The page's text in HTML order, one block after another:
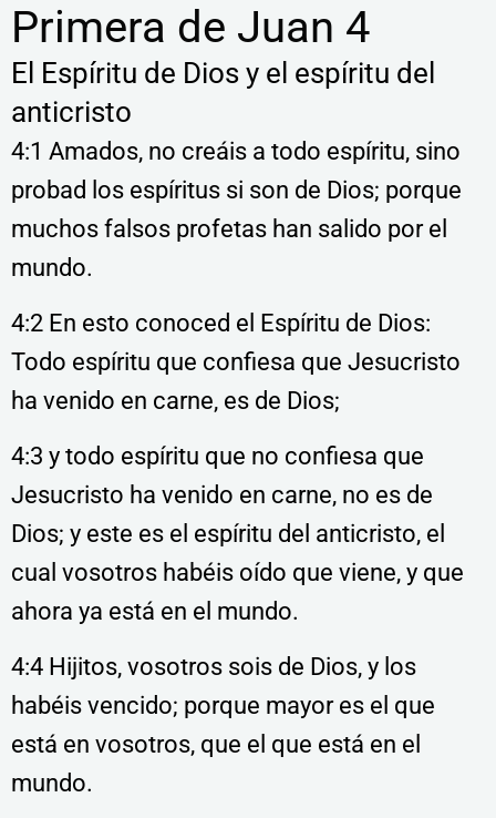
Primera de Juan 4
El Espíritu de Dios y el espíritu del
anticristo
4:1 Amados, no creáis a todo espíritu, sino
probad los espíritus si son de Dios; porque
muchos falsos profetas han salido por el
mundo.
4:2 En esto conoced el Espíritu de Dios:
Todo espíritu que confiesa que Jesucristo
ha venido en carne, es de Dios;
4:3 y todo espíritu que no confiesa que
Jesucristo ha venido en carne, no es de
Dios; y este es el espíritu del anticristo, el
cual vosotros habéis oído que viene, y que
ahora ya está en el mundo.
4:4 Hijitos, vosotros sois de Dios, y los
habéis vencido; porque mayor es el que
está en vosotros, que el que está en el
mundo.